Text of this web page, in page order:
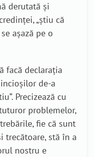
derutată și
„știu că
așază pe o
facă declarația
de-a
Precizează cu
problemelor,
fie că sunt
trecătoare, stă în a
nostru e